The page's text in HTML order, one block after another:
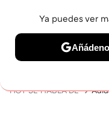
BELLEZA SHOPPING
HOY SE HABLA DE
Ya puedes ver